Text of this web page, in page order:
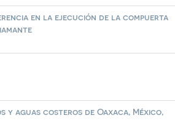
en la ejecución de la compuerta
y aguas costeros de Oaxaca, México,